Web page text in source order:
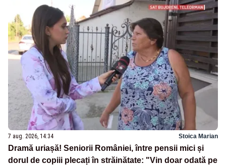
7 aug. 2026, 14:34 Stoica Marian
Dramă uriașă! Seniorii României, între pensii mici și
dorul de copiii plecați în străinătate: "Vin doar odată pe